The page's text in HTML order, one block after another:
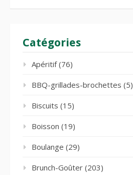
Catégories
Apéritif(76)
BBQ-grillades-brochettes (5)
Biscuits (15)
Boisson (19)
Boulange (29)
Brunch-Goûter (203)